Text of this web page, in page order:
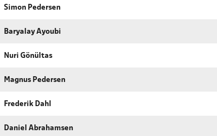
Simon Pedersen
Baryalay Ayoubi
Nuri Gönültas
Magnus Pedersen
Frederik Dahl
Daniel Abrahamsen